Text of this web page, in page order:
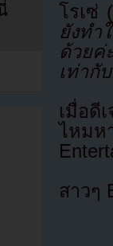
โรเซ่
ยังทำ
ด้วย
เท่ากั
เมื่อดี
ไหม
สาวๆ